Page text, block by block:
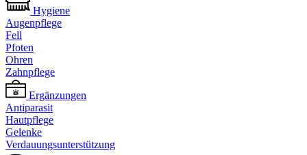
Hygiene
Augenpflege
Fell
Pfoten
Ohren
Zahnpflege
Ergänzungen
Antiparasit
Hautpflege
Gelenke
Verdauungsunterstützung